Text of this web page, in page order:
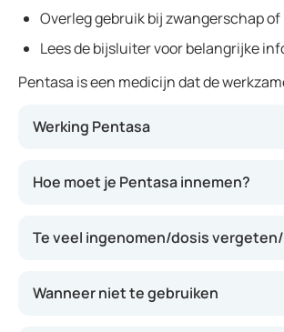
Overleg gebruik bij zwangerschap
Lees de bijsluiter voor belangrijke
Pentasa is een medicijn dat de
Werking Pentasa
Hoe moet je Pentasa innemen?
Te veel ingenomen/dosis
Wanneer niet te gebruiken